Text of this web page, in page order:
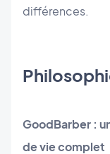
différences.
GoodBarber :
de vie complet